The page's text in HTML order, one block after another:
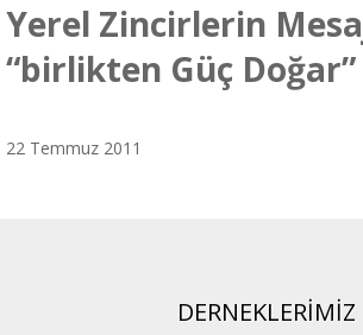
Yerel Zincirlerin
“birlikten Güç Doğar”
22 Temmuz 2011
DERNEKLERİMİZ